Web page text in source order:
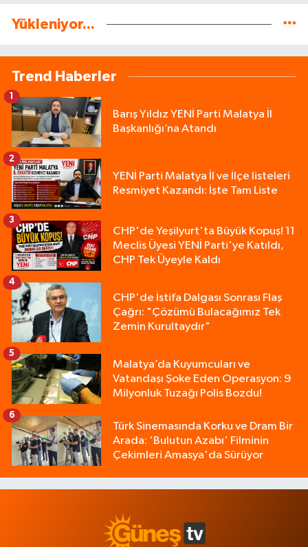
Yükleniyor...
Trend Haberler
Barış Yıldız YENİ Parti Malatya İl
Başkanlığı’na Atandı
1
YENİ Parti Malatya İl ve İlçe listeleri
Resmiyet Kazandı: İşte Tam Liste
2
CHP'de Yeşilyurt'ta Büyük Kopuş! 11
Meclis Üyesi YENİ Parti'ye Katıldı,
CHP Tek Üyeyle Kaldı
3
CHP'de İstifa Dalgası Sonrası Flaş
Çağrı: "Çözümü Bulacağımız Tek
Zemin Kurultaydır"
4
Malatya’da Kuyumcuları ve
Vatandaşı Şoke Eden Operasyon: 9
Milyonluk Tuzağı Polis Bozdu!
5
Türk Sinemasında Korku ve Dram Bir
Arada: 'Bulutun Azabı' Filminin
Çekimleri Amasya'da Sürüyor
6